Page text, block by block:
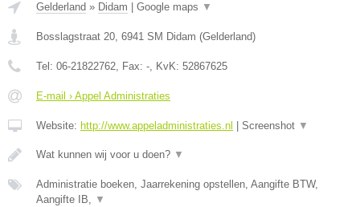
Gelderland » Didam Google maps ▼
Bosslagstraat 20, 6941 SM Didam (Gelderland)
Tel: 06-21822762, Fax: -, KvK: 52867625
E-mail › Appel Administraties
Website: http://www.appeladministraties.nl Screenshot ▼
Wat kunnen wij voor u doen? ▼
Administratie boeken, Jaarrekening opstellen, Aangifte BTW,
Aangifte IB, ▼